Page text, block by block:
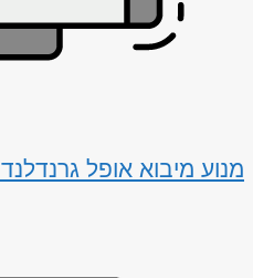
מנוע מיבוא אופל גרנדלנד X